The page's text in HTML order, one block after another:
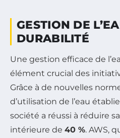
GESTION DE
DURABILITÉ
Une gestion efficace de
élément crucial des
Grâce à de nouvelles
d’utilisation de l’eau
société a réussi à réduire
intérieure de 40 %. AWS,